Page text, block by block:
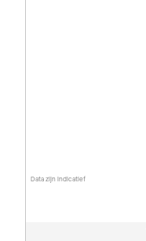
Data zijn indicatief